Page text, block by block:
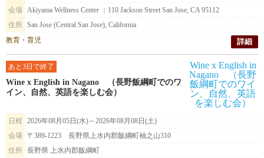
会場 Akiyama Wellness Center ：110 Jackson Street San Jose, CA 95112
住所 San Jose (Central San Jose), California
教育・育児
詳細
あと3日で終了
Wine x English in Nagano （長野飯綱町でのワ
イン、自然、英語を楽しむ会）
日程
2026年08月05日(水)～2026年08月08日(土)
会場
〒389-1223 長野県上水内郡飯綱町袖之山310
住所 長野県 上水内郡飯綱町